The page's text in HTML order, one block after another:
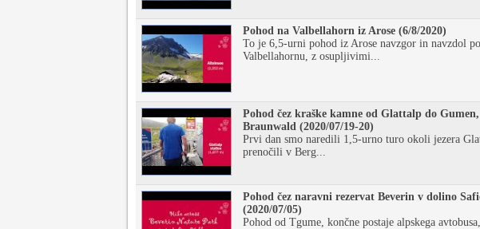
Pohod na Valbellahorn iz Arose (6/8/2020)
To je 6,5-urni pohod iz Arose navzgor in navzdol po
Valbellahornu, z osupljivimi...
Pohod čez kraške kamne od Glattalp do Gumen,
Braunwald (2020/07/19-20)
Prvi dan smo naredili 1,5-urno turo okoli jezera
prenočili v Berg...
Pohod čez naravni rezervat Beverin v dolino
(2020/07/05)
Pohod od Tgume, končne postaje alpskega